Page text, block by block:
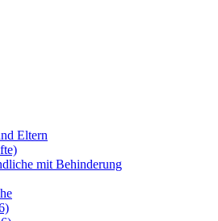
Eltern
mit Behinderung